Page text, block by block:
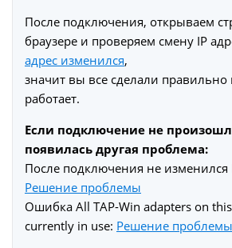
После подключения, открываем
браузере и проверяем смену IP
адрес изменился,
значит вы все сделали правильно
работает.
Если подключение не
появилась другая проблема:
После подключения не изменился
Решение проблемы
Ошибка All TAP-Win adapters on
currently in use: Решение проблемы